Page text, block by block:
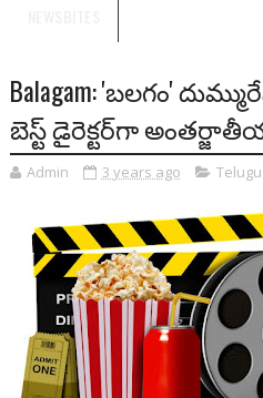
Balagam: 'బలగం'
బెస్ట్ డైరెక్టర్‌గా
Admin 3 years ago